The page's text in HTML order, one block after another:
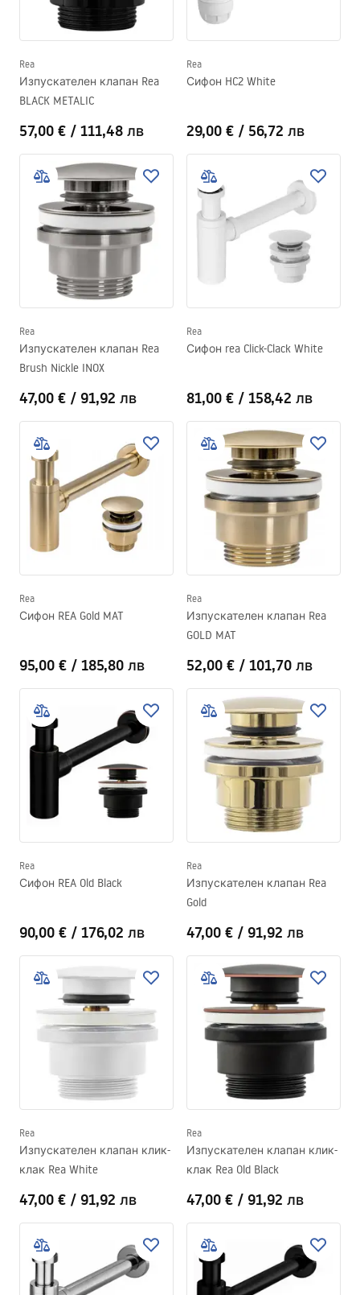
Rea
Изпускателен клапан Rea
BLACK METALIC
57,00 € / 111,48 лв
Rea
Сифон HC2 White
29,00 € / 56,72 лв
Rea
Изпускателен клапан Rea
Brush Nickle INOX
47,00 € / 91,92 лв
Rea
Сифон rea Click-Clack White
81,00 € / 158,42 лв
Rea
Сифон REA Gold MAT
95,00 € / 185,80 лв
Rea
Изпускателен клапан Rea
GOLD MAT
52,00 € / 101,70 лв
Rea
Сифон REA Old Black
90,00 € / 176,02 лв
Rea
Изпускателен клапан Rea
Gold
47,00 € / 91,92 лв
Rea
Изпускателен клапан клик-
клак Rea White
47,00 € / 91,92 лв
Rea
Изпускателен клапан клик-
клак Rea Old Black
47,00 € / 91,92 лв